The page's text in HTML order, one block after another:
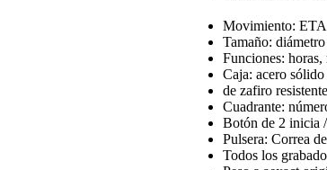
Movimiento: ETA
Tamaño:
Funciones:
Caja: acero
de zafiro
Cuadrante:
Botón de 2 inicia
Pulsera: Correa
Todos los